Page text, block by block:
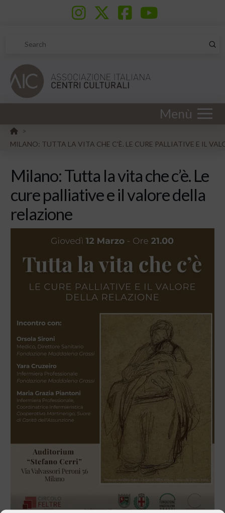
Search
Menù
HOME
>
MILANO: TUTTA LA VITA CHE C'È. LE CURE PALLIATIVE E IL
Milano: Tutta la vita che c’è. Le
cure palliative e il valore della
relazione